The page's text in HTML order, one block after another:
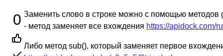
0 Заменить слово в строке можно с помощью методов
- метод заменяет все вхождения https://apidock.com/
Либо метод sub(), который заменяет первое